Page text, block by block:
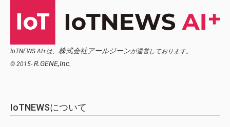
IoTNEWS AI+は、 株式会社アールジーンが運営しております。
© 2015- R.GENE,Inc.
IoTNEWSについて